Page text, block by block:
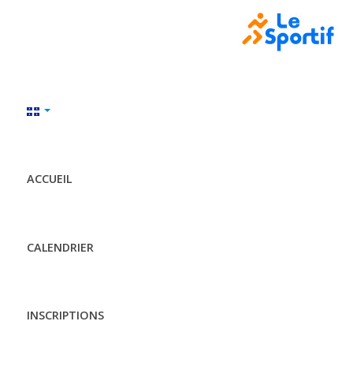
ACCUEIL
CALENDRIER
INSCRIPTIONS